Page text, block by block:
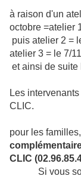
à raison d'un
octobre =atelier
puis atelier 2 =
atelier 3 = le 7/
et ainsi de suite
Les
CLIC.
pour les
CLIC
Si vous